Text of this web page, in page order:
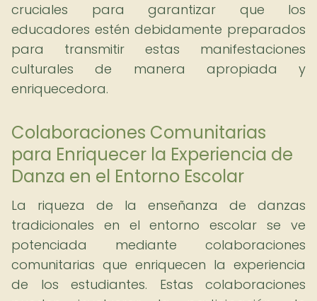
cruciales para garantizar que los
educadores estén debidamente preparados
para transmitir estas manifestaciones
culturales de manera apropiada y
enriquecedora.
Colaboraciones Comunitarias
para Enriquecer la Experiencia de
Danza en el Entorno Escolar
La riqueza de la enseñanza de danzas
tradicionales en el entorno escolar se ve
potenciada mediante colaboraciones
comunitarias que enriquecen la experiencia
de los estudiantes. Estas colaboraciones